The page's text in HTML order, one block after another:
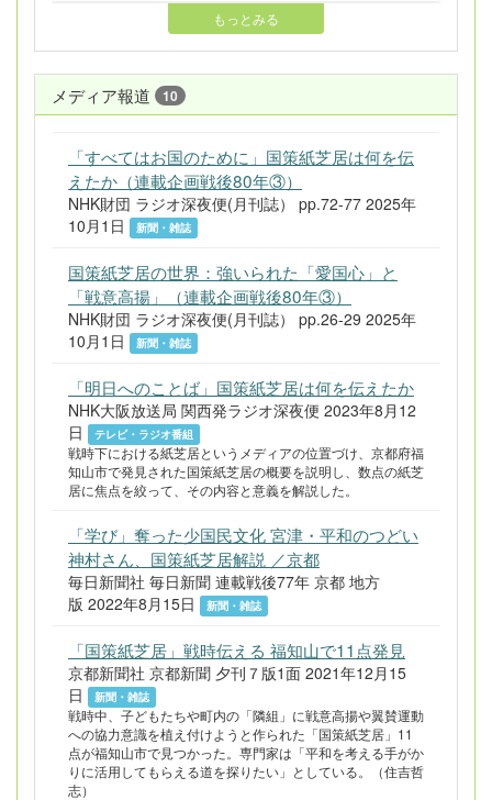
もっとみる
メディア報道 10
「すべてはお国のために」国策紙芝居は何を伝
えたか（連載企画戦後80年③）
NHK財団 ラジオ深夜便(月刊誌） pp.72-77 2025年
10月1日
新聞・雑誌
国策紙芝居の世界：強いられた「愛国心」と
「戦意高揚」（連載企画戦後80年③）
NHK財団 ラジオ深夜便(月刊誌） pp.26-29 2025年
10月1日
新聞・雑誌
「明日へのことば」国策紙芝居は何を伝えたか
NHK大阪放送局 関西発ラジオ深夜便 2023年8月12
日
テレビ・ラジオ番組
戦時下における紙芝居というメディアの位置づけ、京都府福
知山市で発見された国策紙芝居の概要を説明し、数点の紙芝
居に焦点を絞って、その内容と意義を解説した。
「学び」奪った少国民文化 宮津・平和のつどい
神村さん、国策紙芝居解説 ／京都
毎日新聞社 毎日新聞 連載戦後77年 京都 地方
版 2022年8月15日
新聞・雑誌
「国策紙芝居」戦時伝える 福知山で11点発見
京都新聞社 京都新聞 夕刊７版1面 2021年12月15
日
新聞・雑誌
戦時中、子どもたちや町内の「隣組」に戦意高揚や翼賛運動
への協力意識を植え付けようと作られた「国策紙芝居」11
点が福知山市で見つかった。専門家は「平和を考える手がか
りに活用してもらえる道を探りたい」としている。（住吉哲
志）